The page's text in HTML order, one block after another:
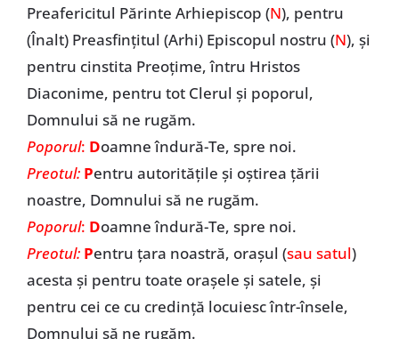
Preafericitul Părinte Arhiepiscop (N), pentru
(Înalt) Preasfințitul (Arhi) Episcopul nostru (N), și
pentru cinstita Preoțime, întru Hristos
Diaconime, pentru tot Clerul și poporul,
Domnului să ne rugăm.
Poporul: Doamne îndură-Te, spre noi.
Preotul: Pentru autoritățile și oștirea țării
noastre, Domnului să ne rugăm.
Poporul: Doamne îndură-Te, spre noi.
Preotul: Pentru țara noastră, orașul (sau satul)
acesta și pentru toate orașele și satele, și
pentru cei ce cu credință locuiesc într-însele,
Domnului să ne rugăm.